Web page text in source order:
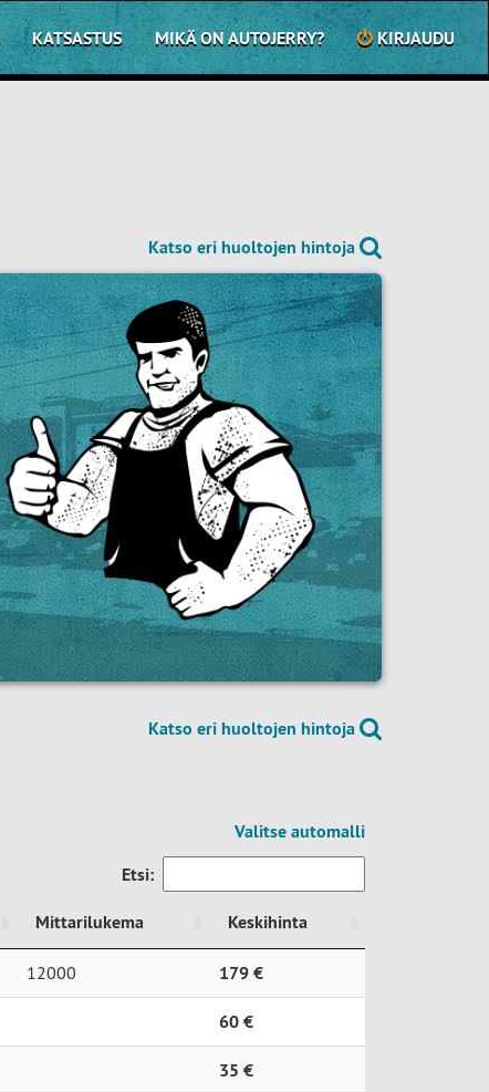
KATSASTUS MIKÄ ON AUTOJERRY? KIRJAUDU
Katso eri huoltojen hintoja
Katso eri huoltojen hintoja
Valitse automalli
Etsi:
Mittarilukema
Keskihinta
Mittarilukema Keskihinta
12000 179 €
60 €
35 €